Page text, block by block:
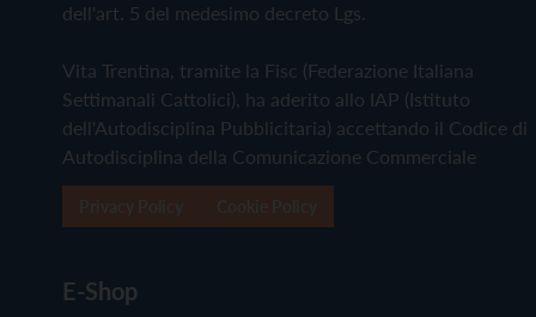
dell'art. 5 del medesimo decreto Lgs.
Vita Trentina, tramite la Fisc (Federazione Italiana
Settimanali Cattolici), ha aderito allo IAP (Istituto
dell'Autodisciplina Pubblicitaria) accettando il Codice di
Autodisciplina della Comunicazione Commerciale
E-Shop